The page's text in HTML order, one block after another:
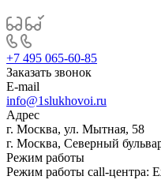
+7 495 065-60-85
Заказать звонок
E-mail
info@1slukhovoi.ru
Адрес
г. Москва, ул. Мытная, 58
г. Москва, Северный
Режим работы
Режим работы call-центра: